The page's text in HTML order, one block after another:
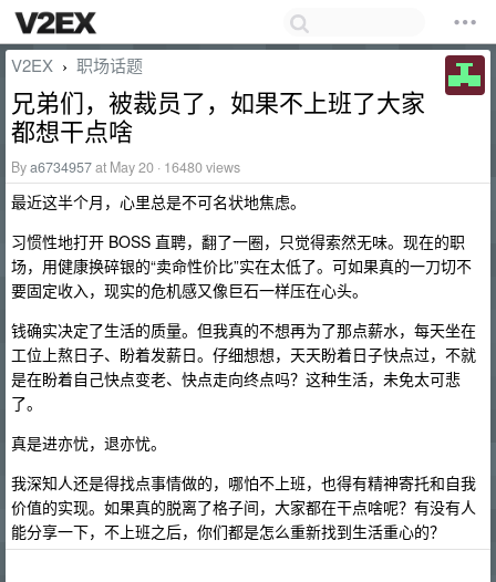
V2EX › 职场话题
兄弟们，被裁员了，如果不上班了大家
都想干点啥
Bya6734957at May 20 · 16480 views
最近这半个月，心里总是不可名状地焦虑。
习惯性地打开 BOSS 直聘，翻了一圈，只觉得索然无味。现在的职
场，用健康换碎银的“卖命性价比”实在太低了。可如果真的一刀切不
要固定收入，现实的危机感又像巨石一样压在心头。
钱确实决定了生活的质量。但我真的不想再为了那点薪水，每天坐在
工位上熬日子、盼着发薪日。仔细想想，天天盼着日子快点过，不就
是在盼着自己快点变老、快点走向终点吗？这种生活，未免太可悲
了。
真是进亦忧，退亦忧。
我深知人还是得找点事情做的，哪怕不上班，也得有精神寄托和自我
价值的实现。如果真的脱离了格子间，大家都在干点啥呢？有没有人
能分享一下，不上班之后，你们都是怎么重新找到生活重心的？